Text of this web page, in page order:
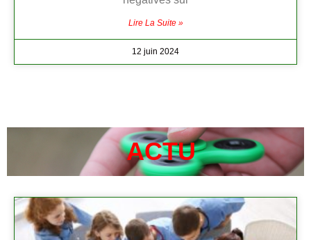
Lire La Suite »
12 juin 2024
ACTU